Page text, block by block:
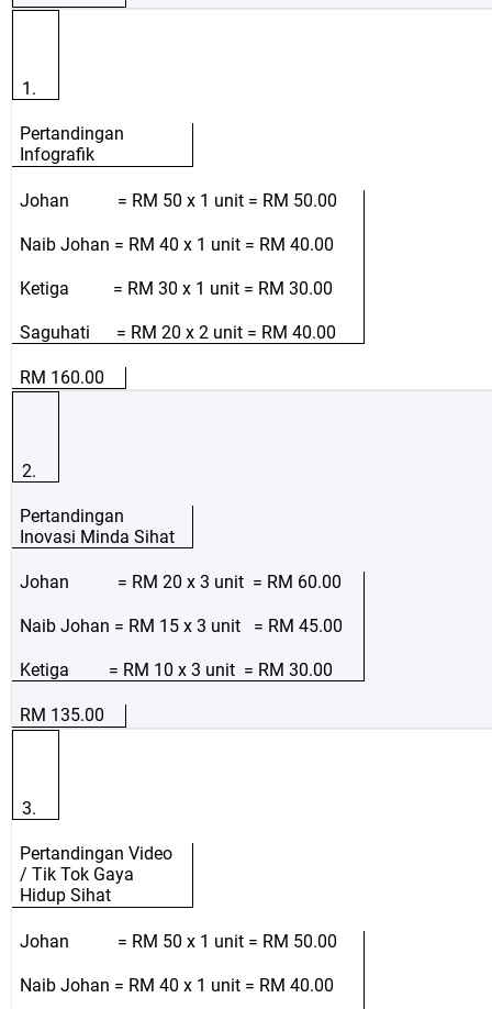
1.
Pertandingan
Infografik
Johan = RM 50 x 1 unit = RM 50.00
Naib Johan = RM 40 x 1 unit = RM 40.00
Ketiga = RM 30 x 1 unit = RM 30.00
Saguhati = RM 20 x 2 unit = RM 40.00
RM 160.00
2.
Pertandingan
Inovasi Minda Sihat
Johan = RM 20 x 3 unit = RM 60.00
Naib Johan = RM 15 x 3 unit = RM 45.00
Ketiga = RM 10 x 3 unit = RM 30.00
RM 135.00
3.
Pertandingan Video
/ Tik Tok Gaya
Hidup Sihat
Johan = RM 50 x 1 unit = RM 50.00
Naib Johan = RM 40 x 1 unit = RM 40.00